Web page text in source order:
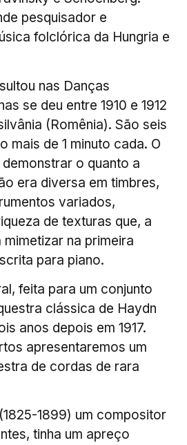
pesquisador e
folclórica da Hungria e
nas Danças
se deu entre 1910 e 1912
(Romênia). São seis
mais de 1 minuto cada. O
o quanto a
era diversa em timbres,
variados,
de texturas que, a
na primeira
para piano.
feita para um conjunto
clássica de Haydn
anos depois em 1917.
apresentaremos um
de cordas de rara
1899) um compositor
tinha um apreço